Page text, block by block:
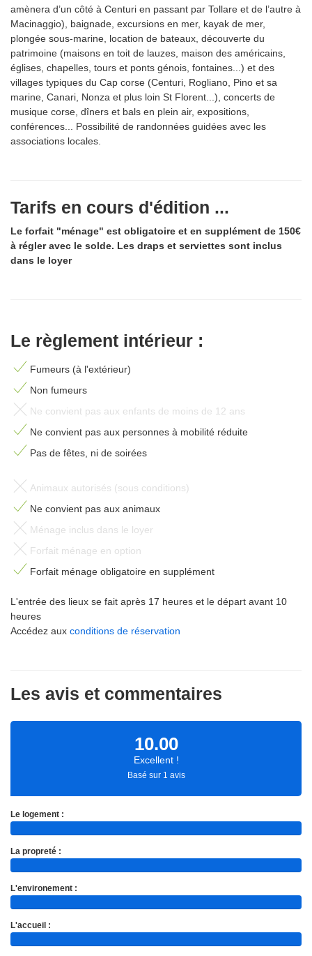
amènera d’un côté à Centuri en passant par Tollare et de l’autre à
Macinaggio), baignade, excursions en mer, kayak de mer,
plongée sous-marine, location de bateaux, découverte du
patrimoine (maisons en toit de lauzes, maison des américains,
églises, chapelles, tours et ponts génois, fontaines...) et des
villages typiques du Cap corse (Centuri, Rogliano, Pino et sa
marine, Canari, Nonza et plus loin St Florent...), concerts de
musique corse, dîners et bals en plein air, expositions,
conférences... Possibilité de randonnées guidées avec les
associations locales.
Tarifs en cours d'édition ...
Le forfait "ménage" est obligatoire et en supplément de 150€
à régler avec le solde. Les draps et serviettes sont inclus
dans le loyer
Le règlement intérieur :
Fumeurs (à l'extérieur)
Non fumeurs
Ne convient pas aux enfants de moins de 12 ans
Ne convient pas aux personnes à mobilité réduite
Pas de fêtes, ni de soirées
Animaux autorisés (sous conditions)
Ne convient pas aux animaux
Ménage inclus dans le loyer
Forfait ménage en option
Forfait ménage obligatoire en supplément
L'entrée des lieux se fait après 17 heures et le départ avant 10
heures
Accédez aux conditions de réservation
Les avis et commentaires
10.00
Excellent !
Basé sur 1 avis
Le logement :
La propreté :
L'environement :
L'accueil :